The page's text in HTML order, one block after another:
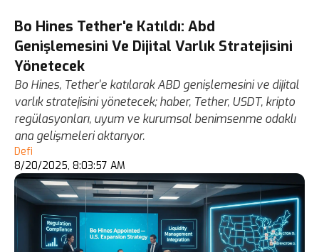
Bo Hines Tether'e Katıldı: Abd
Genişlemesini Ve Dijital Varlık Stratejisini
Yönetecek
Bo Hines, Tether'e katılarak ABD genişlemesini ve dijital
varlık stratejisini yönetecek; haber, Tether, USDT, kripto
regülasyonları, uyum ve kurumsal benimsenme odaklı
ana gelişmeleri aktarıyor.
Defi
8/20/2025, 8:03:57 AM